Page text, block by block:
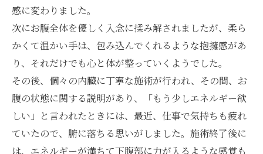
感に変わりました。
次にお腹全体を優しく入念に揉み解されましたが、柔ら
かくて温かい手は、包み込んでくれるような抱擁感があ
り、それだけでも心と体が整っていくようでした。
その後、個々の内臓に丁寧な施術が行われ、その間、お
腹の状態に関する説明があり、「もう少しエネルギー欲
しい」と言われたときには、最近、仕事で気持ちも疲れ
ていたので、腑に落ちる思いがしました。施術終了後に
は、エネルギーが満ちて下腹部に力が入るような感覚も